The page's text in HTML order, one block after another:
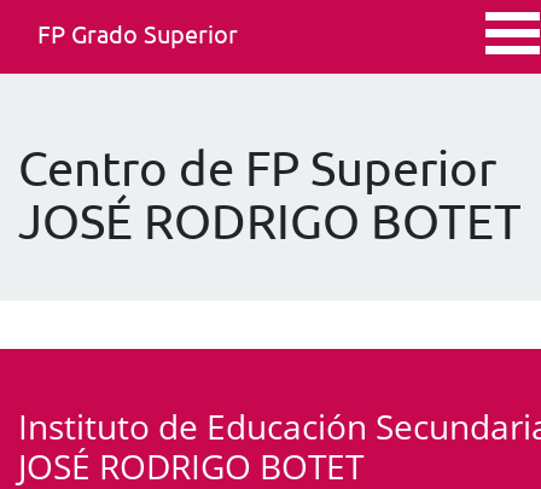
FP Grado Superior
Centro de FP Superior
JOSÉ RODRIGO BOTET
Instituto de Educación
JOSÉ RODRIGO BOTET